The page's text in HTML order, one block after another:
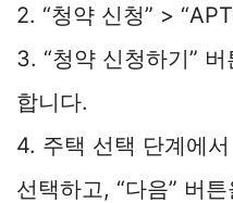
2. “청약 신청” >
3. “청약 신청하기”
합니다.
4. 주택 선택 단계에
선택하고, “다음” 버